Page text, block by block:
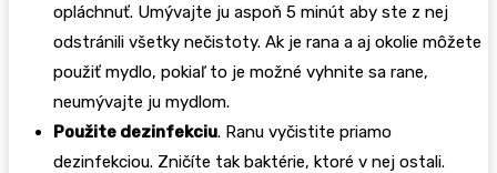
opláchnuť. Umývajte ju aspoň 5 minút aby ste z nej
odstránili všetky nečistoty. Ak je rana a aj okolie môžete
použiť mydlo, pokiaľ to je možné vyhnite sa rane,
neumývajte ju mydlom.
Použite dezinfekciu. Ranu vyčistite priamo
dezinfekciou. Zničíte tak baktérie, ktoré v nej ostali.